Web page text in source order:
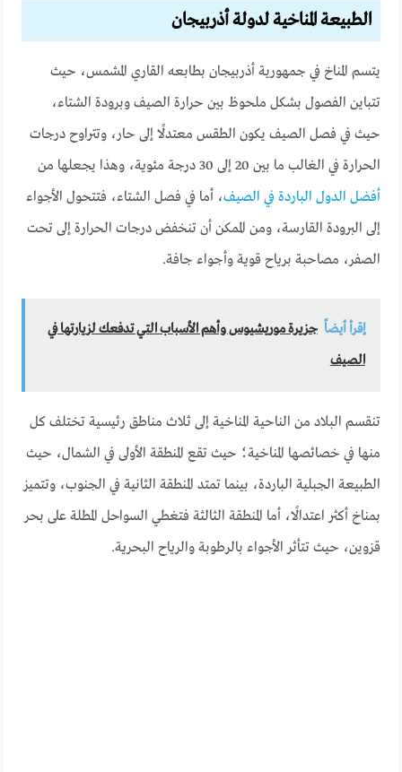
الطبيعة المناخية لدولة أذربيجان
يتسم المناخ في جمهورية أذربيجان بطابعه القاري المشمس، حيث
تتباين الفصول بشكل ملحوظ بين حرارة الصيف وبرودة الشتاء،
حيث في فصل الصيف يكون الطقس معتدلًا إلى حار، وتتراوح درجات
الحرارة في الغالب ما بين 20 إلى 30 درجة مئوية، وهذا يجعلها من
أفضل الدول الباردة في الصيف، أما في فصل الشتاء، فتتحول الأجواء
إلى البرودة القارسة، ومن الممكن أن تنخفض درجات الحرارة إلى تحت
الصفر، مصاحبة برياح قوية وأجواء جافة.
إقرأ أيضاً جزيرة موريشيوس وأهم الأسباب التي تدفعك لزيارتها في
الصيف
تنقسم البلاد من الناحية المناخية إلى ثلاث مناطق رئيسية تختلف كل
منها في خصائصها المناخية؛ حيث تقع المنطقة الأولى في الشمال، حيث
الطبيعة الجبلية الباردة، بينما تمتد المنطقة الثانية في الجنوب، وتتميز
بمناخ أكثر اعتدالًا، أما المنطقة الثالثة فتغطي السواحل المطلة على بحر
قزوين، حيث تتأثر الأجواء بالرطوبة والرياح البحرية.